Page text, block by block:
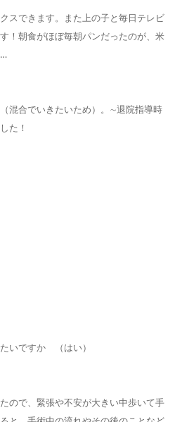
スできます。また上の子と毎日テレビ
！朝食がほぼ毎朝パンだったのが、米
す…
混合でいきたいため）。∼退院指導時
た！
いですか （はい）
ので、緊張や不安が大きい中歩いて手